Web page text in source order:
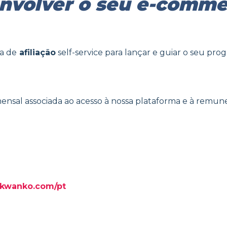
de afiliação self-service para lançar e guiar o seu
associada ao acesso à nossa plataforma e à
pt